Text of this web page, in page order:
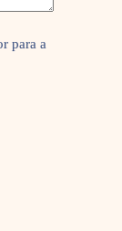
para a